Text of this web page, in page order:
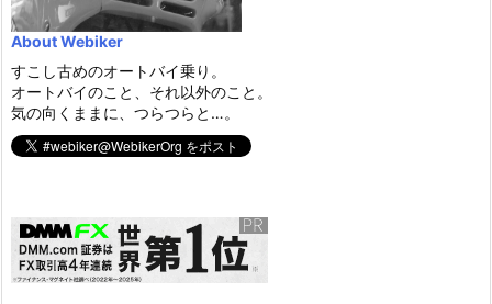
About Webiker
すこし古めのオートバイ乗り。
オートバイのこと、それ以外のこと。
気の向くままに、つらつらと…。